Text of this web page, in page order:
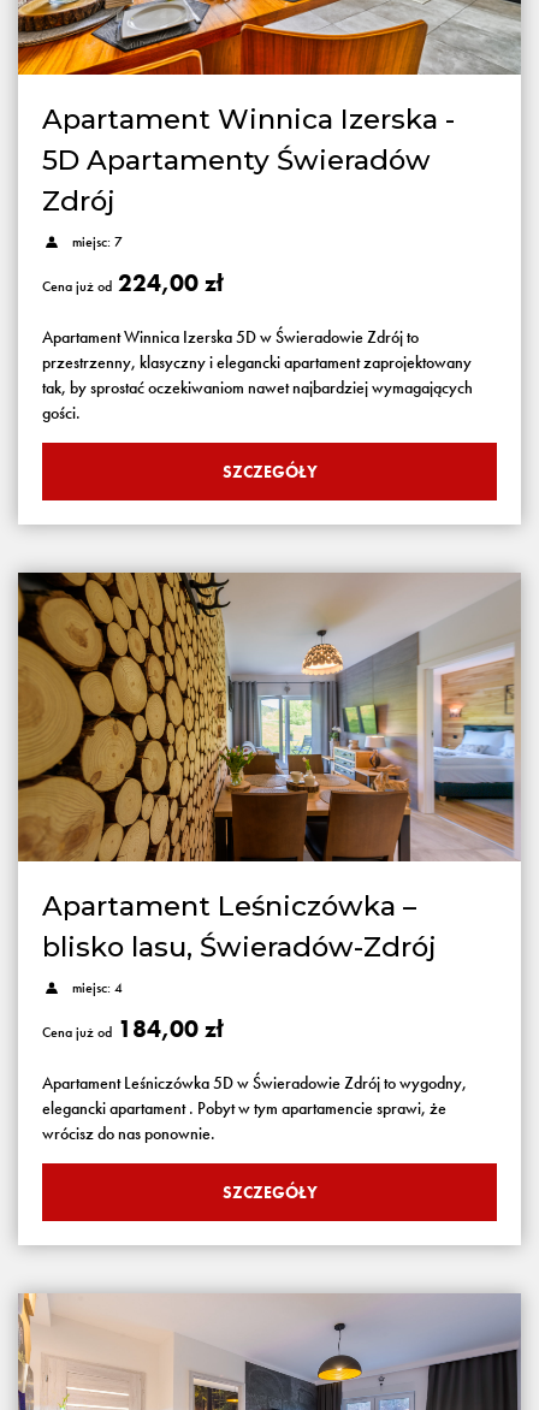
Apartament Winnica Izerska -
5D Apartamenty Świeradów
Zdrój
miejsc: 7
Cena już od 224,00 zł
Apartament Winnica Izerska 5D w Świeradowie Zdrój to
przestrzenny, klasyczny i elegancki apartament zaprojektowany
tak, by sprostać oczekiwaniom nawet najbardziej wymagających
gości.
SZCZEGÓŁY
Apartament Leśniczówka –
blisko lasu, Świeradów-Zdrój
miejsc: 4
Cena już od 184,00 zł
Apartament Leśniczówka 5D w Świeradowie Zdrój to wygodny,
elegancki apartament . Pobyt w tym apartamencie sprawi, że
wrócisz do nas ponownie.
SZCZEGÓŁY